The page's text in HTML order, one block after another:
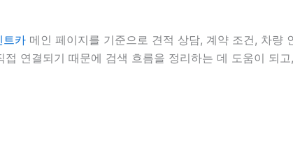
트카 메인 페이지를 기준으로 견적 상담, 계약 조건, 차량
연결되기 때문에 검색 흐름을 정리하는 데 도움이 되